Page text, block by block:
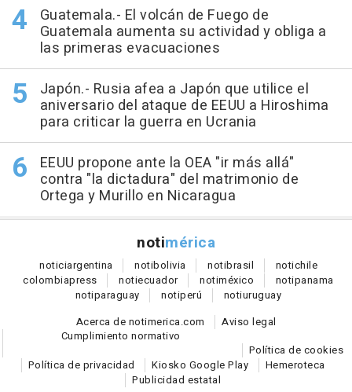
Guatemala.- El volcán de Fuego de
Guatemala aumenta su actividad y obliga a
las primeras evacuaciones
Japón.- Rusia afea a Japón que utilice el
aniversario del ataque de EEUU a Hiroshima
para criticar la guerra en Ucrania
EEUU propone ante la OEA "ir más allá"
contra "la dictadura" del matrimonio de
Ortega y Murillo en Nicaragua
notimérica
noticiargentina notibolivia notibrasil notichile
colombiapress notiecuador notiméxico notipanama
notiparaguay notiperú notiuruguay
Acerca de notimerica.com
Aviso legal
Cumplimiento normativo
Política de cookies
Política de privacidad
Kiosko Google Play
Hemeroteca
Publicidad estatal